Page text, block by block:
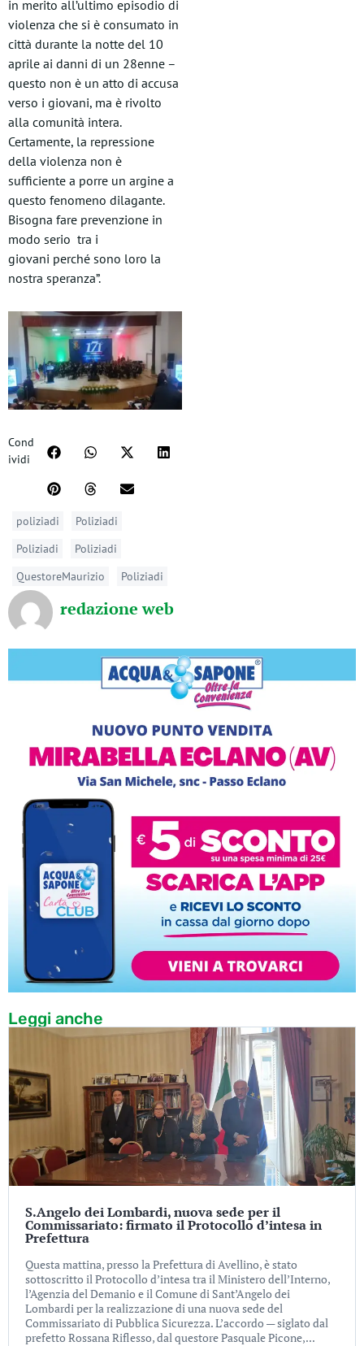
in merito all’ultimo episodio di
violenza che si è consumato in
città durante la notte del 10
aprile ai danni di un 28enne –
questo non è un atto di accusa
verso i giovani, ma è rivolto
alla comunità intera.
Certamente, la repressione
della violenza non è
sufficiente a porre un argine a
questo fenomeno dilagante.
Bisogna fare prevenzione in
modo serio tra i
giovani perché sono loro la
nostra speranza”.
Cond
ividi
poliziadi
Poliziadi
Poliziadi
Poliziadi
QuestoreMaurizio
Poliziadi
redazione web
Leggi anche
S.Angelo dei Lombardi, nuova sede per il
Commissariato: firmato il Protocollo d’intesa in
Prefettura
Questa mattina, presso la Prefettura di Avellino, è stato
sottoscritto il Protocollo d’intesa tra il Ministero dell’Interno,
l’Agenzia del Demanio e il Comune di Sant’Angelo dei
Lombardi per la realizzazione di una nuova sede del
Commissariato di Pubblica Sicurezza. L’accordo — siglato dal
prefetto Rossana Riflesso, dal questore Pasquale Picone,...